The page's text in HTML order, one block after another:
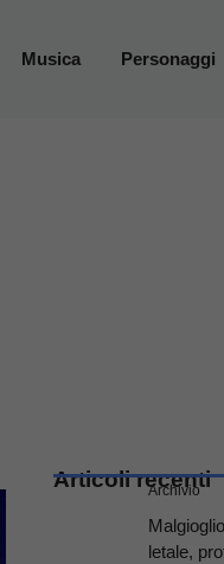
Musica Personaggi
Articoli recenti
Archivio
letale,